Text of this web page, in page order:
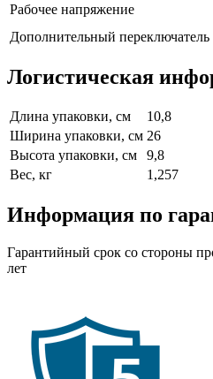
Рабочее напряжение
Дополнительный переключатель
Логистическая
Длина упаковки, см
10,8
Ширина упаковки, см 26
Высота упаковки, см
9,8
Вес, кг
1,257
Информация по
Гарантийный срок со стороны
лет